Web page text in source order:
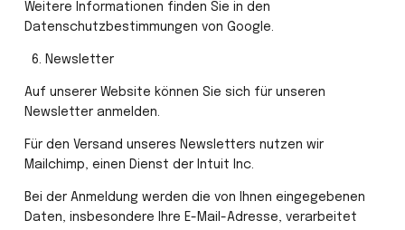
Weitere Informationen finden Sie in den
Datenschutzbestimmungen von Google.
6.⁠ ⁠Newsletter
Auf unserer Website können Sie sich für unseren
Newsletter anmelden.
Für den Versand unseres Newsletters nutzen wir
Mailchimp, einen Dienst der Intuit Inc.
Bei der Anmeldung werden die von Ihnen eingegebenen
Daten, insbesondere Ihre E-Mail-Adresse, verarbeitet